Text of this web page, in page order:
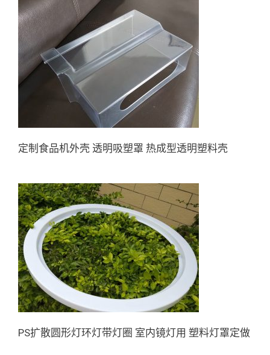
定制食品机外壳 透明吸塑罩 热
成型透明塑料壳
定制食品机外壳 透明吸塑罩 热成型透明塑料壳
PS扩散圆形灯环灯带灯圈 室内
镜灯用 塑料灯罩定做
PS扩散圆形灯环灯带灯圈 室内镜灯用 塑料灯罩定做